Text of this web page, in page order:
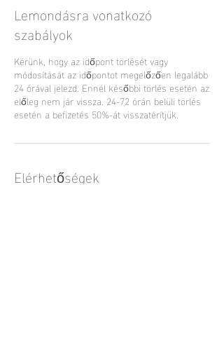
Lemondásra vonatkozó
szabályok
Kérünk, hogy az időpont törlését vagy
módosítását az időpontot megelőzően legalább
24 órával jelezd. Ennél későbbi törlés esetén az
előleg nem jár vissza. 24-72 órán belüli törlés
esetén a befizetés 50%-át visszatérítjük.
Elérhetőségek